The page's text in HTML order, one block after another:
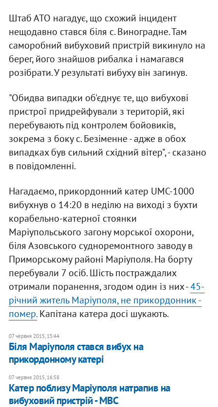
Штаб АТО нагадує, що схожий інцидент
нещодавно стався біля с. Виноградне. Там
саморобний вибуховий пристрій викинуло на
берег, його знайшов рибалка і намагався
розібрати. У результаті вибуху він загинув.
"Обидва випадки об'єднує те, що вибухові
пристрої придрейфували з територій, які
перебувають під контролем бойовиків,
зокрема з боку с. Безіменне - адже в обох
випадках був сильний східний вітер", - сказано
в повідомленні.
Нагадаємо, прикордонний катер UMC-1000
вибухнув о 14:20 в неділю на виході з бухти
корабельно-катерної стоянки
Маріупольського загону морської охорони,
біля Азовського судноремонтного заводу в
Приморському районі Маріуполя. На борту
перебували 7 осіб. Шість постраждалих
отримали поранення, згодом один із них -45-
річний житель Маріуполя, не прикордонник -
помер.Капітана катера досі шукають.
07 червня 2015, 15:44
Біля Маріуполя стався вибух на
прикордонному катері
07 червня 2015, 16:58
Катер поблизу Маріуполя натрапив на
вибуховий пристрій - МВС